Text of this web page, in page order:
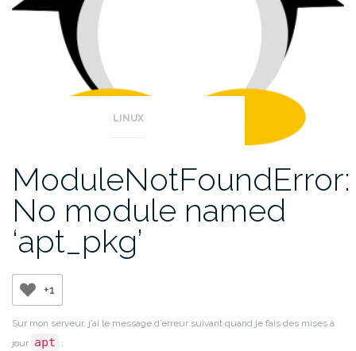
LINUX
ModuleNotFoundError:
No module named
‘apt_pkg’
+1
Sur mon serveur, j’ai le message d’erreur suivant quand je fais des mises à
jour apt :